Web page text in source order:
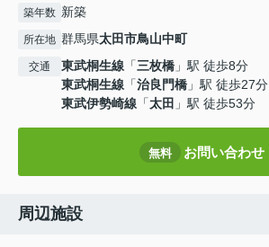
築年数 新築
所在地 群馬県太田市鳥山中町
交通 東武桐生線 「三枚橋 」駅 徒歩8分
東武桐生線 「治良門橋 」駅 徒歩27分
東武伊勢崎線 「太田 」駅 徒歩53分
無料 お問い合わせ
周辺施設